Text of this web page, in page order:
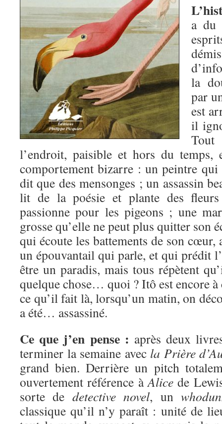
a du
la
par
est
il
l’endroit, paisible et hors du temps,
comportement bizarre : un peintre
dit que des mensonges ; un assassin
lit de la poésie et plante des
passionne pour les pigeons ; une
grosse qu’elle ne peut plus quitter son
qui écoute les battements de son
un épouvantail qui parle, et qui prédit
être un paradis, mais tous répètent
quelque chose… quoi ? Itô est encore à
ce qu’il fait là, lorsqu’un matin, on
a été… assassiné.
Ce que j’en pense : après deux
terminer la semaine avec la Prière
grand bien. Derrière un pitch
ouvertement référence àAlice de
sorte de detective novel, un
classique qu’il n’y paraît : unité de